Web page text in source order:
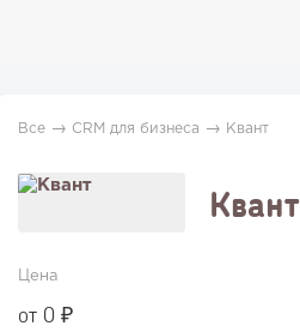
Все → CRM для бизнеса → Квант
Квант
Цена
от 0 ₽